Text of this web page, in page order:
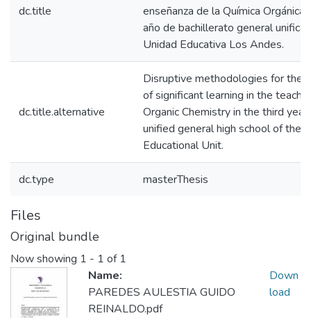
dc.title
enseñanza de la Química Orgánica
año de bachillerato general
Unidad Educativa Los Andes.
dc.title.alternative
Disruptive methodologies for the
of significant learning in the
Organic Chemistry in the third
unified general high school of the
Educational Unit.
dc.type masterThesis
Files
Original bundle
Now showing 1 - 1 of 1
Name:
PAREDES AULESTIA GUIDO
REINALDO.pdf
Down
load